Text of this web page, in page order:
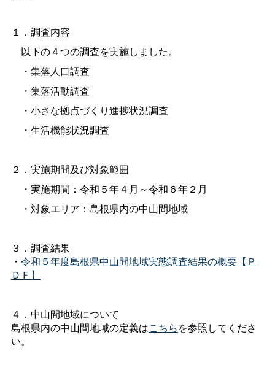
１．調査内容
以下の４つの調査を実施しました。
・集落人口調査
・集落活動調査
・小さな拠点づくり進捗状況調査
・生活機能状況調査
２．実施期間及び対象範囲
・実施期間：令和５年４月～令和６年２月
・対象エリア：島根県内の中山間地域
３．調査結果
・ 令和５年度島根県中山間地域実態調査結果の概要【Ｐ
ＤＦ】
４．中山間地域について
島根県内の中山間地域の定義はこちらを参照してくださ
い。